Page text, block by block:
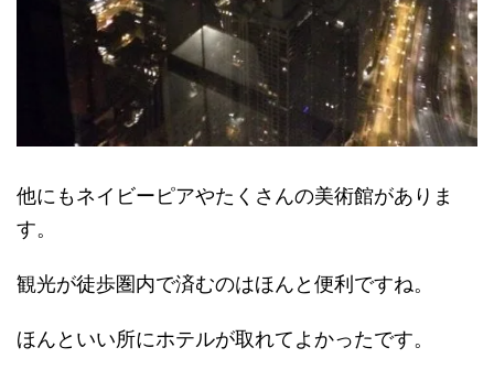
他にもネイビーピアやたくさんの美術館がありま
す。
観光が徒歩圏内で済むのはほんと便利ですね。
ほんといい所にホテルが取れてよかったです。